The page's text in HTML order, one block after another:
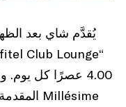
يُقدَّم شاي بعد